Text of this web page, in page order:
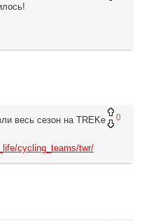
0
весь сезон на TREKе
cycling_teams/twr/